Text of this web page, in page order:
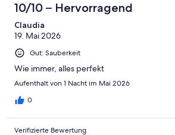
10/10 – Hervorragend
Claudia
19. Mai 2026
Gut: Sauberkeit
Wie immer, alles perfekt
Aufenthalt von 1 Nacht im Mai 2026
0
Verifizierte Bewertung